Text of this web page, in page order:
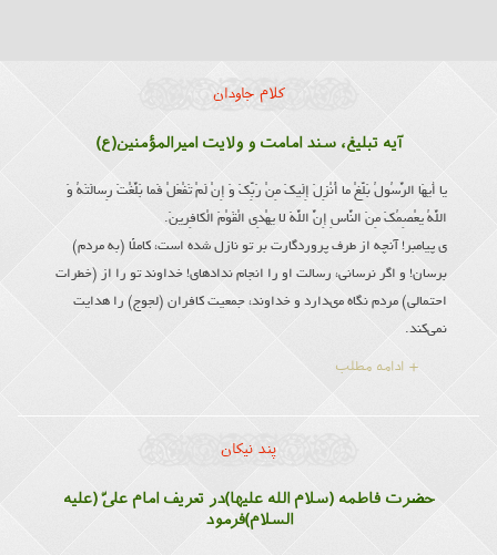
کلام جاودان
آیه تبلیغ، سند امامت و ولایت امیرالمؤمنین(ع)
یا أَیهَا الرَّسُولُ بَلِّغْ ما أُنْزِلَ إِلَیكَ مِنْ رَبِّكَ وَ إِنْ لَمْ تَفْعَلْ فَما بَلَّغْتَ رِسالَتَهُ وَ
اللَّهُ یعْصِمُكَ مِنَ النَّاسِ إِنَّ اللَّهَ لا یهْدِی الْقَوْمَ الْكافِرینَ.
ى پیامبر! آنچه از طرف پروردگارت بر تو نازل شده است، كاملًا (به مردم)
برسان! و اگر نرسانی، رسالت او را انجام نداده‏اى! خداوند تو را از (خطرات
احتمالى) مردم نگاه مى‏دارد و خداوند، جمعیت كافران (لجوج) را هدایت
نمی‌کند.
+ ادامه مطلب
پند نیکان
حضرت فاطمه (سلام الله علیها)در تعریف امام علىّ (علیه
السلام)فرمود